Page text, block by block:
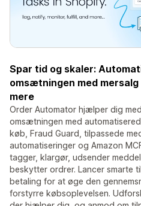
Spar tid og skaler:
omsætningen med
mere
Order Automator hjælper dig
omsætningen med
køb, Fraud Guard, tilpassede
automatiseringer og Amazon
tagger, klargør, udsender
beskytter ordrer. Lancer smarte
betaling for at øge den
forstyrre købsoplevelsen.